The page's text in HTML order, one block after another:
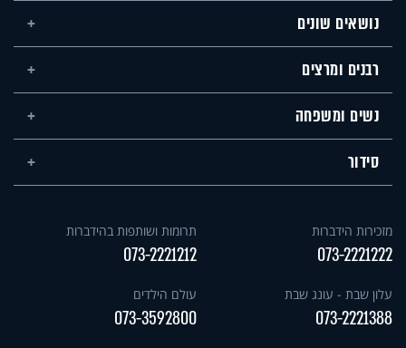
נושאים שונים
רבנים ומרצים
נשים ומשפחה
סידור
מזכירות הידברות
073-2221222
תרומות ושותפות בהידברות
073-2221212
עלון שבת - עונג שבת
073-2221388
עולם הילדים
073-3592800